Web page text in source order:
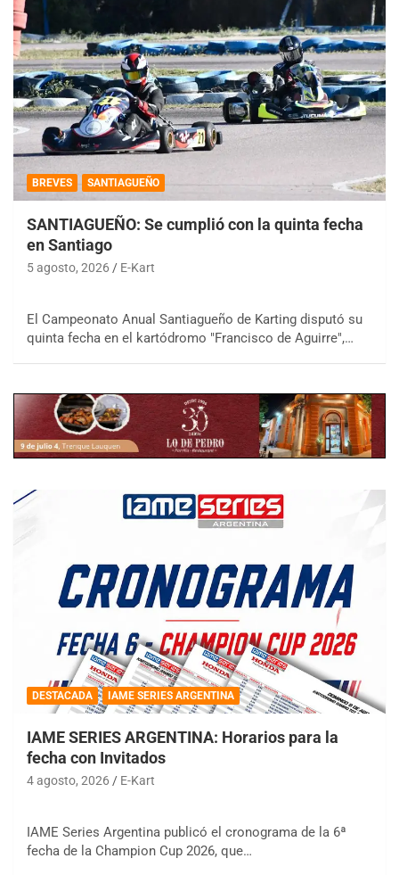
BREVES SANTIAGUEÑO
SANTIAGUEÑO: Se cumplió con la quinta fecha
en Santiago
5 agosto, 2026 E-Kart
El Campeonato Anual Santiagueño de Karting disputó su
quinta fecha en el kartódromo "Francisco de Aguirre",…
DESTACADA IAME SERIES ARGENTINA
IAME SERIES ARGENTINA: Horarios para la
fecha con Invitados
4 agosto, 2026 E-Kart
IAME Series Argentina publicó el cronograma de la 6ª
fecha de la Champion Cup 2026, que…